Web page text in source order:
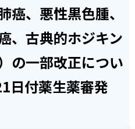
癌、悪性黒色腫、
、古典的ホジキン
の一部改正につい
日付薬生薬審発